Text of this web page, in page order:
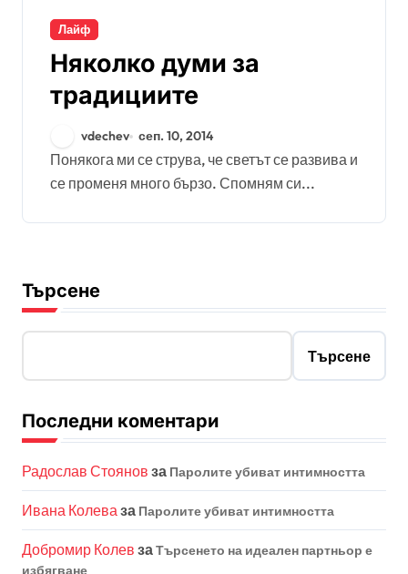
Лайф
Няколко думи за
традициите
vdechev сеп. 10, 2014
Понякога ми се струва, че светът се развива и
се променя много бързо. Спомням си...
Търсене
Търсене
Последни коментари
Радослав Стоянов за Паролите убиват интимността
Ивана Колеваза Паролите убиват интимността
Добромир Колев заТърсенето на идеален партньор е
избягване